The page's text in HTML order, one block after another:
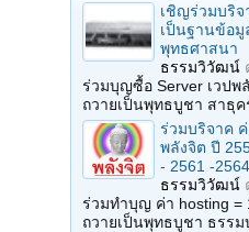
เชิญร่วมบริจ
เป็นฐานข้อมู
พุทธศาสนา
ธรรมวิวัฒน์
ร่วมบุญซื้อ Server เวปพ
ถวายเป็นพุทธบูชา สาธุค
ร่วมบริจาค ค่
พลังจิต ปี
- 2561 -2564
ธรรมวิวัฒน์
ร่วมทำบุญ ค่า hosting =
ถวายเป็นพุทธบูชา ธรร